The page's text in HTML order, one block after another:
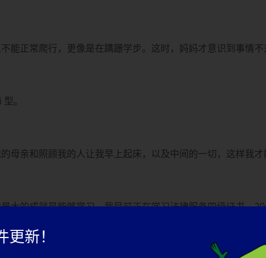
能正常爬行，更像是在蹒跚学步。这时，妈妈才意识到事情
。
母亲和照顾我的人让我早上起床，以及中间的一切，这样我
大的成就是能够学习。我目前正在学习法律服务四级证书。
术（专业写作）高级文凭、专业编辑和校对证书，以及编辑
动。我和其他大约 15 人都是青年咨询委员会 (YAC) 的成员
组织各种活动。
新！